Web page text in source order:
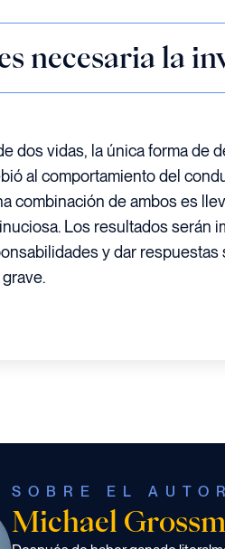
necesaria la
dos vidas, la única forma de
al comportamiento del
combinación de ambos es
Los resultados serán
y dar
SOBRE EL AUTOR
Michael